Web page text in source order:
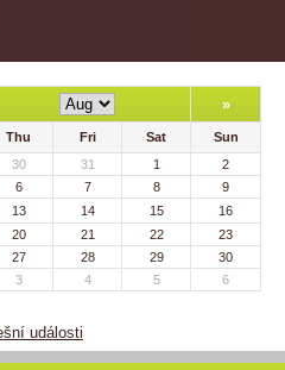
»
Thu Fri Sat
Sun
30 31 1
2
6 7 8
9
13 14 15
16
20 21 22
23
27 28 29
30
3 4 5 6
události